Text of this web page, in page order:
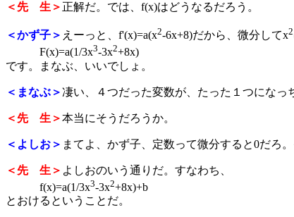
＜先 生＞ 正解だ。では、f(x)はどうなるだろう。
＜かず子＞ えーっと、f'(x)=a(x2-6x+8)だから、微分してx2
F(x)=a(1/3x3-3x2+8x)
です。まなぶ、いいでしょ。
＜まなぶ＞凄い、４つだった変数が、たった１つになっ
＜先 生＞本当にそうだろうか。
＜よしお＞ まてよ、かず子、定数って微分すると0だろ
＜先 生＞ よしおのいう通りだ。すなわち、
f(x)=a(1/3x3-3x2+8x)+b
とおけるということだ。